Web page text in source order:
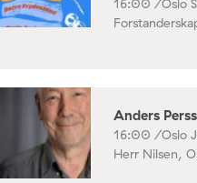
16:00 /Oslo
Anders
16:00 /Oslo
Herr Nilsen,